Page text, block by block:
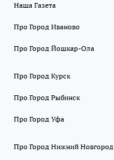
Наша Газета
Про Город Иваново
Про Город Йошкар-Ола
Про Город Курск
Про Город Рыбинск
Про Город Уфа
Про Город Нижний Новгород